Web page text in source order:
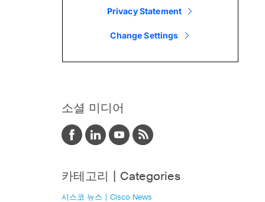
소셜 미디어
카테고리 | Categories
시스코 뉴스 | Cisco News